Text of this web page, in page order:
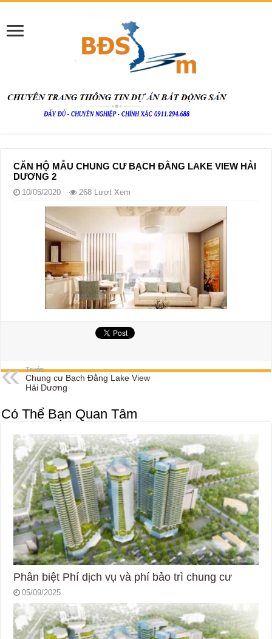
CĂN HỘ MẪU CHUNG CƯ BẠCH ĐẰNG LAKE VIEW HẢI
DƯƠNG 2
10/05/2020 268 Lượt Xem
Trước
Chung cư Bạch Đằng Lake View
Hải Dương
Có Thể Bạn Quan Tâm
Phân biệt Phí dịch vụ và phí bảo trì chung cư
05/09/2025